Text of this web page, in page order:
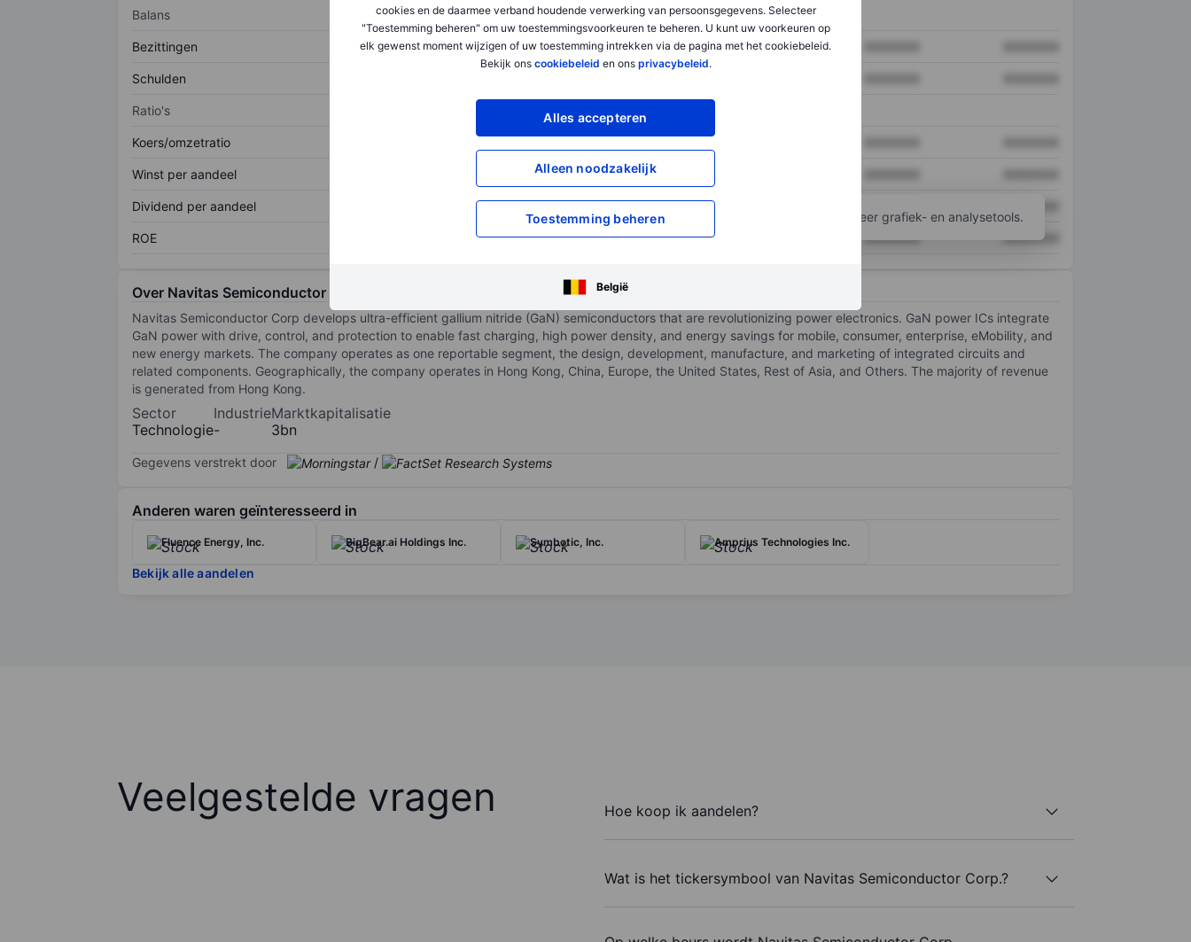
cookies en de daarmee verband houdende verwerking van persoonsgegevens. Selecteer
"Toestemming beheren" om uw toestemmingsvoorkeuren te beheren. U kunt uw voorkeuren op
elk gewenst moment wijzigen of uw toestemming intrekken via de pagina met het cookiebeleid.
Bekijk ons cookiebeleid en ons privacybeleid.
Alles accepteren
Alleen noodzakelijk
Toestemming beheren
België
Balans
Bezittingen XXXXXXX XXXXXXX
Schulden
Ratio's
Koers/omzetratio
Winst per aandeel XXXXXXX
Dividend per aandeel XXXXXXX
ROE XXXXXXX XXXXXXX XXXXXXX
Open een rekening om toegang te krijgen tot meer grafiek- en analysetools.
Over Navitas Semiconductor Corp.
Navitas Semiconductor Corp develops ultra-efficient gallium nitride (GaN) semiconductors that are revolutionizing power electronics. GaN power ICs integrate
GaN power with drive, control, and protection to enable fast charging, high power density, and energy savings for mobile, consumer, enterprise, eMobility, and
new energy markets. The company operates as one reportable segment, the design, development, manufacture, and marketing of integrated circuits and
related components. Geographically, the company operates in Hong Kong, China, Europe, the United States, Rest of Asia, and Others. The majority of revenue
is generated from Hong Kong.
Sector
Technologie
Industrie
-
Marktkapitalisatie
3bn
Gegevens verstrekt door /
Anderen waren geïnteresseerd in
Fluence Energy, Inc. BigBear.ai Holdings Inc. Symbotic, Inc. Amprius Technologies Inc.
Bekijk alle aandelen
Veelgestelde vragen Hoe koop ik aandelen?
Wat is het tickersymbool van Navitas Semiconductor Corp.?